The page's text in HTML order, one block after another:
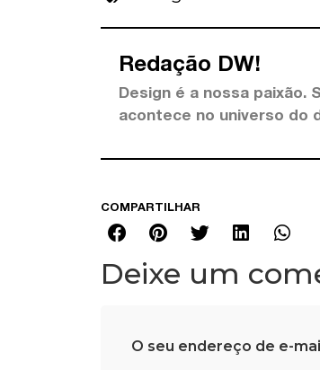
Redação DW!
Design é a nossa paixão.
acontece no universo do
COMPARTILHAR
Deixe um
O seu endereço de e-